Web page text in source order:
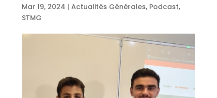
Mar 19, 2024 | Actualités Générales, Podcast,
STMG